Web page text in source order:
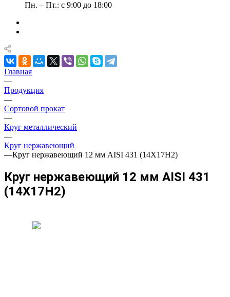
Пн. – Пт.: с 9:00 до 18:00
Главная
—
Продукция
—
Сортовой прокат
—
Круг металлический
—
Круг нержавеющий
—Круг нержавеющий 12 мм AISI 431 (14Х17Н2)
Круг нержавеющий 12 мм AISI 431
(14Х17Н2)